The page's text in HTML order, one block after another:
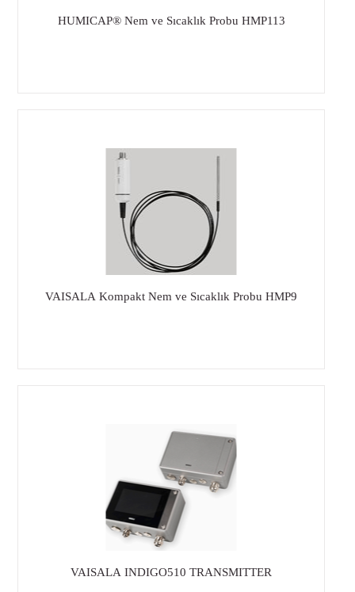
HUMICAP® Nem ve Sıcaklık Probu HMP113
VAISALA Kompakt Nem ve Sıcaklık Probu HMP9
VAISALA INDIGO510 TRANSMITTER